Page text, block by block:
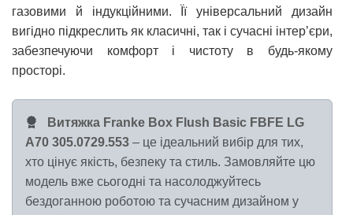
газовими й індукційними. Її універсальний дизайн
вигідно підкреслить як класичні, так і сучасні інтер’єри,
забезпечуючи комфорт і чистоту в будь-якому
просторі.
Витяжка Franke Box Flush Basic FBFE LG
A70 305.0729.553 – це ідеальний вибір для тих,
хто цінує якість, безпеку та стиль. Замовляйте цю
модель вже сьогодні та насолоджуйтесь
бездоганною роботою та сучасним дизайном у